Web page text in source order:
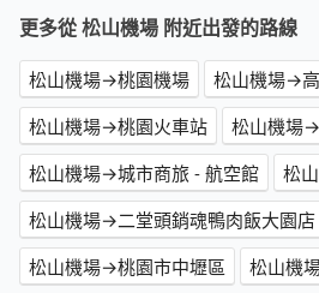
更多從 松山機場 附近出發的路線
松山機場→桃園機場
松山機場→
松山機場→桃園火車站
松山機場
松山機場→城市商旅 - 航空館
松
松山機場→二堂頭銷魂鴨肉飯大園店
松山機場→桃園市中壢區
松山機